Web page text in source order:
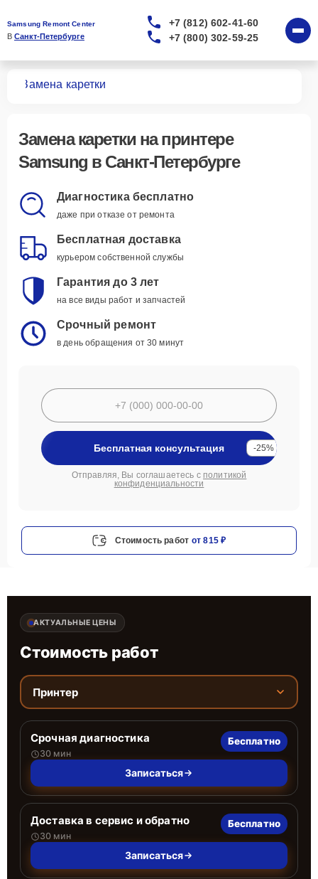
Samsung Remont Center
В Санкт-Петербурге
+7 (812) 602-41-60
+7 (800) 302-59-25
Замена каретки
Замена каретки на принтере
Samsung в Санкт-Петербурге
Диагностика бесплатно
даже при отказе от ремонта
Бесплатная доставка
курьером собственной службы
Гарантия до 3 лет
на все виды работ и запчастей
Срочный ремонт
в день обращения от 30 минут
Бесплатная консультация -25%
Отправляя, Вы соглашаетесь с политикой
конфиденциальности
Стоимость работ от 815 ₽
АКТУАЛЬНЫЕ ЦЕНЫ
Стоимость работ
Принтер
Срочная диагностика
30 мин
Бесплатно
Записаться
Доставка в сервис и обратно
30 мин
Бесплатно
Записаться